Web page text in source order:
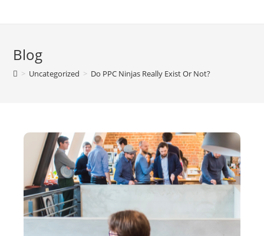
Blog
> Uncategorized > Do PPC Ninjas Really Exist Or Not?